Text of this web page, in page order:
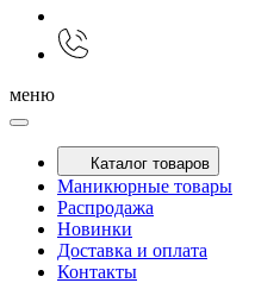
меню
Каталог товаров
Маникюрные товары
Распродажа
Новинки
Доставка и оплата
Контакты